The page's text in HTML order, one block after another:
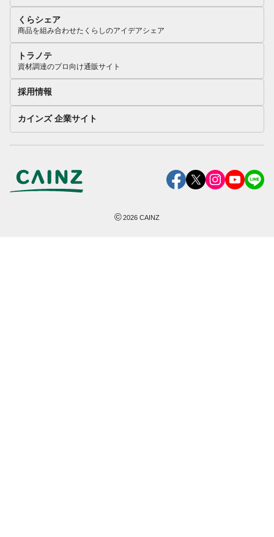
くらシェア
商品を組み合わせたくらしのアイデアシェア
トラノテ
資材調達のプロ向け通販サイト
採用情報
カインズ 企業サイト
©2026 CAINZ